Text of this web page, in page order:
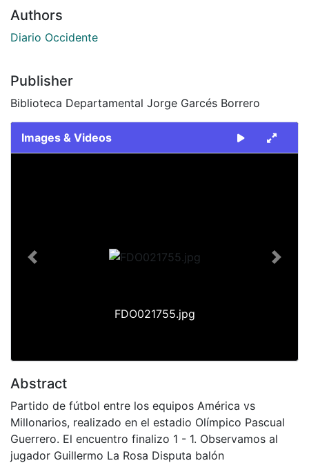
Authors
Diario Occidente
Publisher
Biblioteca Departamental Jorge Garcés Borrero
Images & Videos
FDO021755.jpg
Previous Next
Abstract
Partido de fútbol entre los equipos América vs
Millonarios, realizado en el estadio Olímpico Pascual
Guerrero. El encuentro finalizo 1 - 1. Observamos al
jugador Guillermo La Rosa Disputa balón